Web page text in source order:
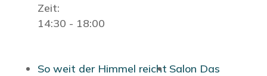
Zeit:
14:30 - 18:00
So weit der Himmel reicht Salon Das